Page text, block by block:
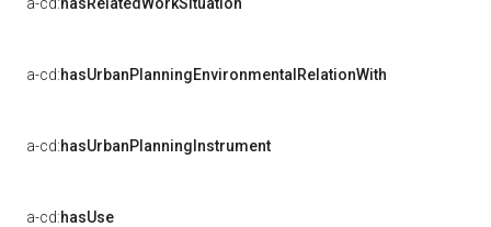
a-cd:hasUrbanPlanningEnvironmentalRelationWith
a-cd:hasUrbanPlanningInstrument
a-cd:hasUse